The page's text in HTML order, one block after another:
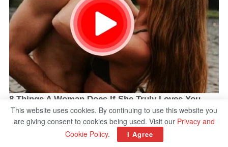
This website uses cookies. By continuing to use this website you
are giving consent to cookies being used. Visit our Privacy and
Cookie Policy. I Agree